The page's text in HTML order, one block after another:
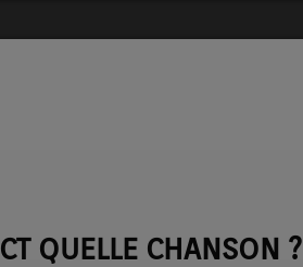
CT QUELLE CHANSON ?